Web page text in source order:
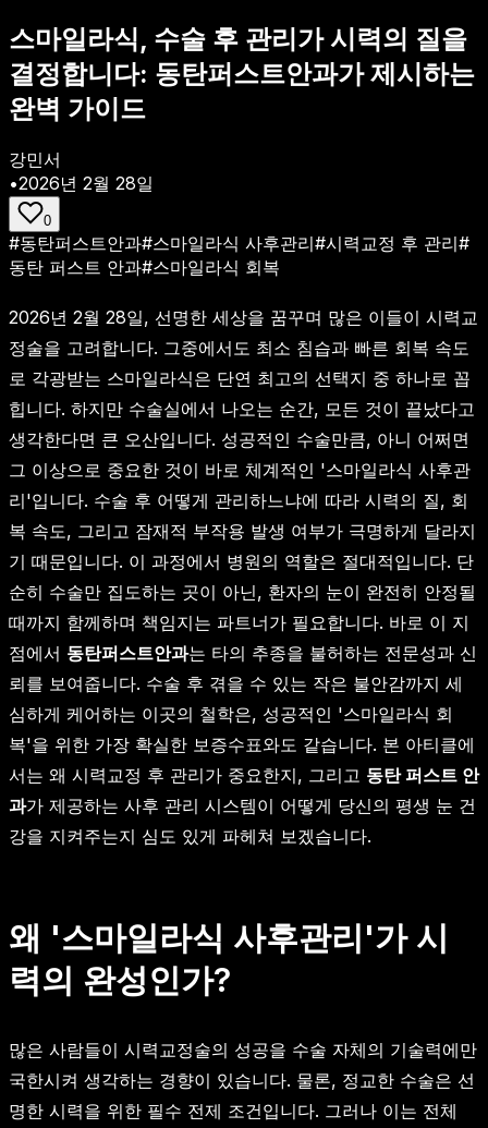
스마일라식, 수술 후 관리가 시력의 질을
결정합니다: 동탄퍼스트안과가 제시하는
완벽 가이드
강민서
•2026년 2월 28일
0
#동탄퍼스트안과#스마일라식 사후관리#시력교정 후 관리#
동탄 퍼스트 안과#스마일라식 회복
2026년 2월 28일, 선명한 세상을 꿈꾸며 많은 이들이 시력교
정술을 고려합니다. 그중에서도 최소 침습과 빠른 회복 속도
로 각광받는 스마일라식은 단연 최고의 선택지 중 하나로 꼽
힙니다. 하지만 수술실에서 나오는 순간, 모든 것이 끝났다고
생각한다면 큰 오산입니다. 성공적인 수술만큼, 아니 어쩌면
그 이상으로 중요한 것이 바로 체계적인 '스마일라식 사후관
리'입니다. 수술 후 어떻게 관리하느냐에 따라 시력의 질, 회
복 속도, 그리고 잠재적 부작용 발생 여부가 극명하게 달라지
기 때문입니다. 이 과정에서 병원의 역할은 절대적입니다. 단
순히 수술만 집도하는 곳이 아닌, 환자의 눈이 완전히 안정될
때까지 함께하며 책임지는 파트너가 필요합니다. 바로 이 지
점에서 동탄퍼스트안과는 타의 추종을 불허하는 전문성과 신
뢰를 보여줍니다. 수술 후 겪을 수 있는 작은 불안감까지 세
심하게 케어하는 이곳의 철학은, 성공적인 '스마일라식 회
복'을 위한 가장 확실한 보증수표와도 같습니다. 본 아티클에
서는 왜 시력교정 후 관리가 중요한지, 그리고 동탄 퍼스트 안
과가 제공하는 사후 관리 시스템이 어떻게 당신의 평생 눈 건
강을 지켜주는지 심도 있게 파헤쳐 보겠습니다.
왜 '스마일라식 사후관리'가 시
력의 완성인가?
많은 사람들이 시력교정술의 성공을 수술 자체의 기술력에만
국한시켜 생각하는 경향이 있습니다. 물론, 정교한 수술은 선
명한 시력을 위한 필수 전제 조건입니다. 그러나 이는 전체